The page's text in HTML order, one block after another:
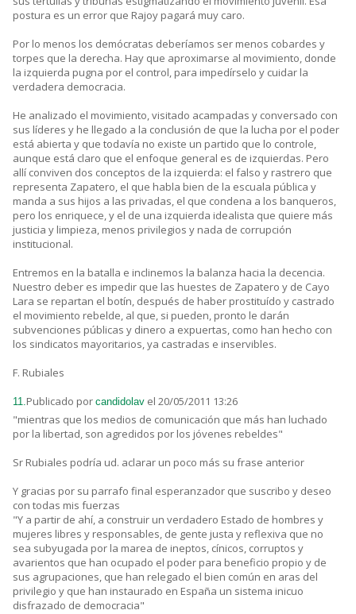
postura es un error que Rajoy pagará muy caro.
Por lo menos los demócratas deberíamos ser menos cobardes y
torpes que la derecha. Hay que aproximarse al movimiento, donde
la izquierda pugna por el control, para impedírselo y cuidar la
verdadera democracia.
He analizado el movimiento, visitado acampadas y conversado con
sus líderes y he llegado a la conclusión de que la lucha por el poder
está abierta y que todavía no existe un partido que lo controle,
aunque está claro que el enfoque general es de izquierdas. Pero
allí conviven dos conceptos de la izquierda: el falso y rastrero que
representa Zapatero, el que habla bien de la escuala pública y
manda a sus hijos a las privadas, el que condena a los banqueros,
pero los enriquece, y el de una izquierda idealista que quiere más
justicia y limpieza, menos privilegios y nada de corrupción
institucional.
Entremos en la batalla e inclinemos la balanza hacia la decencia.
Nuestro deber es impedir que las huestes de Zapatero y de Cayo
Lara se repartan el botín, después de haber prostituído y castrado
el movimiento rebelde, al que, si pueden, pronto le darán
subvenciones públicas y dinero a expuertas, como han hecho con
los sindicatos mayoritarios, ya castradas e inservibles.
F. Rubiales
11.Publicado por candidolav el 20/05/2011 13:26
"mientras que los medios de comunicación que más han luchado
por la libertad, son agredidos por los jóvenes rebeldes"
Sr Rubiales podría ud. aclarar un poco más su frase anterior
Y gracias por su parrafo final esperanzador que suscribo y deseo
con todas mis fuerzas
"Y a partir de ahí, a construir un verdadero Estado de hombres y
mujeres libres y responsables, de gente justa y reflexiva que no
sea subyugada por la marea de ineptos, cínicos, corruptos y
avarientos que han ocupado el poder para beneficio propio y de
sus agrupaciones, que han relegado el bien común en aras del
privilegio y que han instaurado en España un sistema inicuo
disfrazado de democracia"